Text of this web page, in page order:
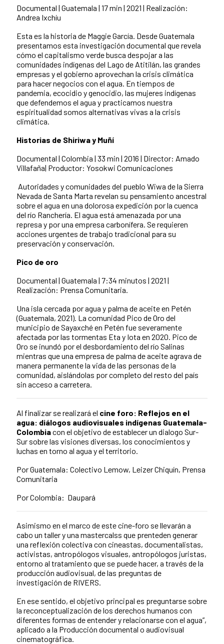
Documental | Guatemala | 17 min | 2021 | Realización:
Andrea Ixchíu
Esta es la historia de Maggie García. Desde Guatemala
presentamos esta investigación documental que revela
cómo el capitalismo verde busca despojar a las
comunidades indígenas del Lago de Atitilán, las grandes
empresas y el gobierno aprovechan la crisis climática
para hacer negocios con el agua. En tiempos de
pandemia, ecocidio y genocidio, las mujeres indígenas
que defendemos el agua y practicamos nuestra
espiritualidad somos alternativas vivas a la crisis
climática.
Historias de Shiriwa y Muñí
Documental | Colombia | 33 min | 2016 | Director: Amado
Villafaña| Productor: Yosokwi Comunicaciones
Autoridades y comunidades del pueblo Wiwa de la Sierra
Nevada de Santa Marta revelan su pensamiento ancestral
sobre el agua en una dolorosa expedición por la cuenca
del río Ranchería. El agua está amenazada por una
represa y por una empresa carbonífera. Se requieren
acciones urgentes de trabajo tradicional para su
preservación y conservación.
Pico de oro
Documental | Guatemala | 7:34 minutos | 2021 |
Realización: Prensa Comunitaria.
Una isla cercada por agua y palma de aceite en Petén
(Guatemala, 2021). La comunidad Pico de Oro del
municipio de Sayaxché en Petén fue severamente
afectada por las tormentas Eta y Iota en 2020. Pico de
Oro se inundó por el desbordamiento del río Salinas
mientras que una empresa de palma de aceite agrava de
manera permanente la vida de las personas de la
comunidad, aislándolas por completo del resto del país
sin acceso a carretera.
Al finalizar se realizará el cine foro: Reflejos en el
agua: diálogos audiovisuales indígenas Guatemala-
Colombiacon el objetivo de establecer un dialogo Sur-
Sur sobre las visiones diversas, los conocimientos y
luchas en torno al agua y el territorio.
Por Guatemala: Colectivo Lemow, Leizer Chiquín, Prensa
Comunitaria
Por Colombia: Daupará
Asimismo en el marco de este cine-foro se llevarán a
cabo un taller y una mastercalss que prenteden generar
una reflexión colectiva con cineastas, documentalistas,
activistas, antropólogos visuales, antropólogos juristas,
entorno al tratamiento que se puede hacer, a través de la
producción audiovisual, de las preguntas de
investigación de RIVERS.
En ese sentido, el objetivo principal es preguntarse sobre
la reconceptualización de los derechos humanos con
diferentes formas de entender y relacionarse con el agua”,
aplicado a la Producción documental o audiovisual
cinematográfica.